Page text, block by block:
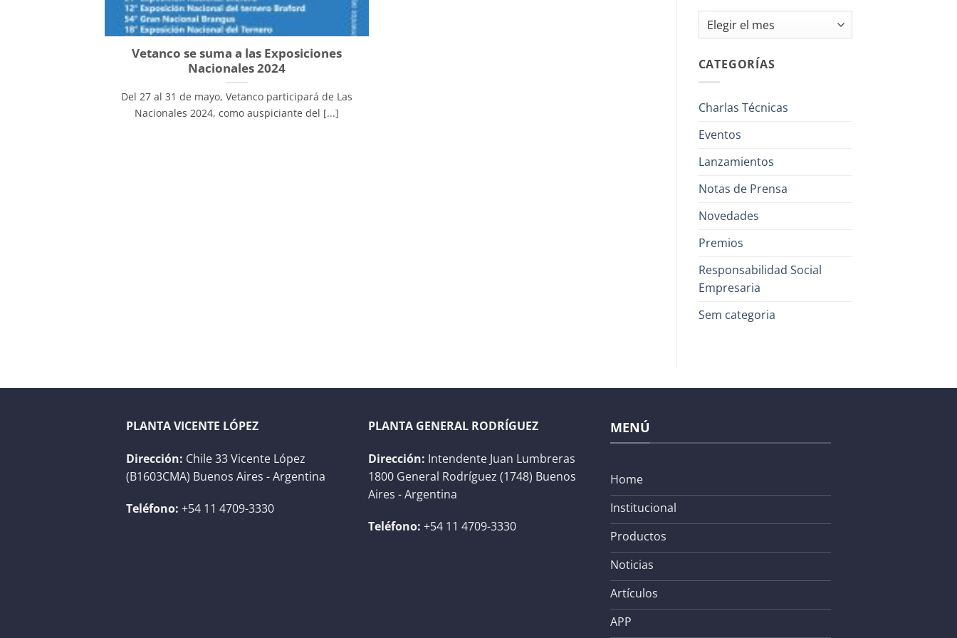
Vetanco se suma a las Exposiciones
Nacionales 2024
Del 27 al 31 de mayo, Vetanco participará de Las
Nacionales 2024, como auspiciante del [...]
Archivos
CATEGORÍAS
Charlas Técnicas
Eventos
Lanzamientos
Notas de Prensa
Novedades
Premios
Responsabilidad Social
Empresaria
Sem categoria
PLANTA VICENTE LÓPEZ
Dirección: Chile 33 Vicente López
(B1603CMA) Buenos Aires - Argentina
Teléfono: +54 11 4709-3330
PLANTA GENERAL RODRÍGUEZ
Dirección: Intendente Juan Lumbreras
1800 General Rodríguez (1748) Buenos
Aires - Argentina
Teléfono: +54 11 4709-3330
MENÚ
Home
Institucional
Productos
Noticias
Artículos
APP